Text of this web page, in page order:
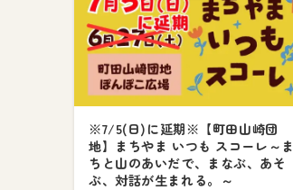
※7/5(日)に延期※【町田山崎団
地】まちやま いつも スコーレ～ま
ちと山のあいだで、まなぶ、あそ
ぶ、対話が生まれる。～